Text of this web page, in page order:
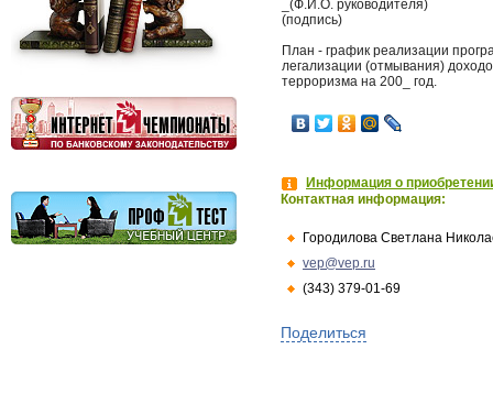
_(Ф.И.О. руководителя)
(подпись)
План - график реализации
легализации (отмывания)
терроризма на 200_ год.
Информация о
Контактная информация:
Городилова Светлана
vep@vep.ru
(343) 379-01-69
Поделиться